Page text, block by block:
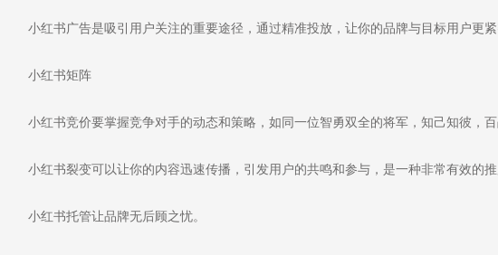
小红书广告是吸引用户关注的重要途径，通过精准投放，让你的品牌与目标用户更紧
小红书矩阵
小红书竞价要掌握竞争对手的动态和策略，如同一位智勇双全的将军，知己知彼，百
小红书裂变可以让你的内容迅速传播，引发用户的共鸣和参与，是一种非常有效的推
小红书托管让品牌无后顾之忧。